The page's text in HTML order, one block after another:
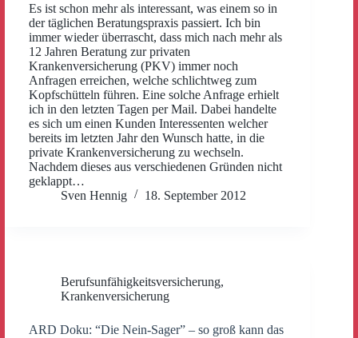
Es ist schon mehr als interessant, was einem so in
der täglichen Beratungspraxis passiert. Ich bin
immer wieder überrascht, dass mich nach mehr als
12 Jahren Beratung zur privaten
Krankenversicherung (PKV) immer noch
Anfragen erreichen, welche schlichtweg zum
Kopfschütteln führen. Eine solche Anfrage erhielt
ich in den letzten Tagen per Mail. Dabei handelte
es sich um einen Kunden Interessenten welcher
bereits im letzten Jahr den Wunsch hatte, in die
private Krankenversicherung zu wechseln.
Nachdem dieses aus verschiedenen Gründen nicht
geklappt…
Sven Hennig
18. September 2012
Berufsunfähigkeitsversicherung,
Krankenversicherung
ARD Doku: “Die Nein-Sager” – so groß kann das